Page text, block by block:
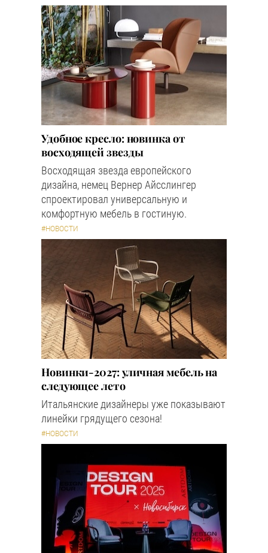
Удобное кресло: новинка от
восходящей звезды
Восходящая звезда европейского
дизайна, немец Вернер Айсслингер
спроектировал универсальную и
комфортную мебель в гостиную.
#НОВОСТИ
Новинки-2027: уличная мебель на
следующее лето
Итальянские дизайнеры уже показывают
линейки грядущего сезона!
#НОВОСТИ